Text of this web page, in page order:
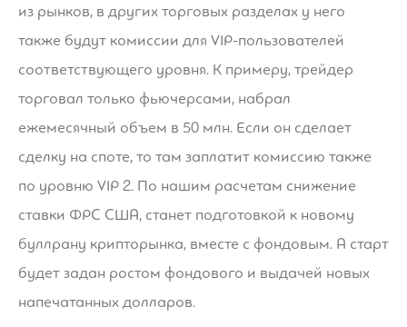
из рынков, в других торговых разделах у него
также будут комиссии для VIP-пользователей
соответствующего уровня. К примеру, трейдер
торговал только фьючерсами, набрал
ежемесячный объем в 50 млн. Если он сделает
сделку на споте, то там заплатит комиссию также
по уровню VIP 2. По нашим расчетам снижение
ставки ФРС США, станет подготовкой к новому
буллрану крипторынка, вместе с фондовым. А старт
будет задан ростом фондового и выдачей новых
напечатанных долларов.